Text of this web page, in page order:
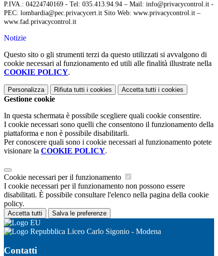
P.IVA.: 04224740169 - Tel: 035.413.94.94 – Mail: info@privacycontrol.it -
PEC: lombardia@pec.privacycert.it Sito Web: www.privacycontrol.it –
www.fad.privacycontrol.it
Notizie
Questo sito o gli strumenti terzi da questo utilizzati si avvalgono di
cookie necessari al funzionamento ed utili alle finalità illustrate nella
COOKIE POLICY.
Personalizza Rifiuta tutti i cookies Accetta tutti i cookies
Gestione cookie
In questa schermata è possibile scegliere quali cookie consentire.
I cookie necessari sono quelli che consentono il funzionamento della
piattaforma e non è possibile disabilitarli.
Per conoscere quali sono i cookie necessari al funzionamento potete
visionare la COOKIE POLICY.
Cookie necessari per il funzionamento
I cookie necessari per il funzionamento non possono essere
disabilitati. È possibile consultare l'elenco nella pagina della cookie
policy.
Accetta tutti Salva le preferenze
Liceo Carlo Sigonio - Modena
Contatti